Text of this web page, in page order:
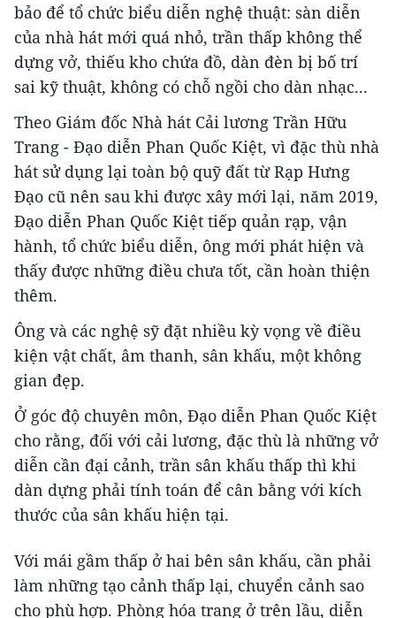
bảo để tổ chức biểu diễn nghệ thuật: sàn diễn
của nhà hát mới quá nhỏ, trần thấp không thể
dựng vở, thiếu kho chứa đồ, dàn đèn bị bố trí
sai kỹ thuật, không có chỗ ngồi cho dàn nhạc...
Theo Giám đốc Nhà hát Cải lương Trần Hữu
Trang - Đạo diễn Phan Quốc Kiệt, vì đặc thù nhà
hát sử dụng lại toàn bộ quỹ đất từ Rạp Hưng
Đạo cũ nên sau khi được xây mới lại, năm 2019,
Đạo diễn Phan Quốc Kiệt tiếp quản rạp, vận
hành, tổ chức biểu diễn, ông mới phát hiện và
thấy được những điều chưa tốt, cần hoàn thiện
thêm.
Ông và các nghệ sỹ đặt nhiều kỳ vọng về điều
kiện vật chất, âm thanh, sân khấu, một không
gian đẹp.
Ở góc độ chuyên môn, Đạo diễn Phan Quốc Kiệt
cho rằng, đối với cải lương, đặc thù là những vở
diễn cần đại cảnh, trần sân khấu thấp thì khi
dàn dựng phải tính toán để cân bằng với kích
thước của sân khấu hiện tại.
Với mái gầm thấp ở hai bên sân khấu, cần phải
làm những tạo cảnh thấp lại, chuyển cảnh sao
cho phù hợp. Phòng hóa trang ở trên lầu, diễn